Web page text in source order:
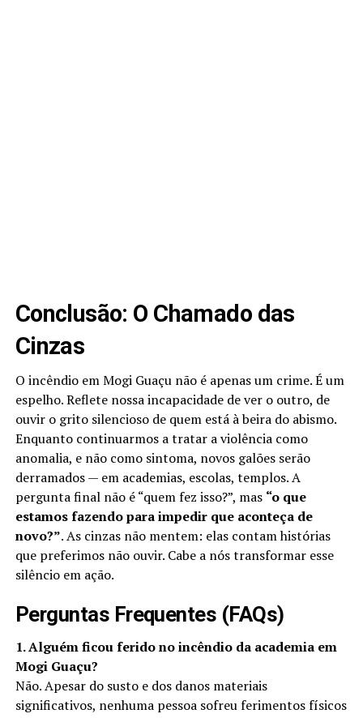
Conclusão: O Chamado das
Cinzas
O incêndio em Mogi Guaçu não é apenas um crime. É um
espelho. Reflete nossa incapacidade de ver o outro, de
ouvir o grito silencioso de quem está à beira do abismo.
Enquanto continuarmos a tratar a violência como
anomalia, e não como sintoma, novos galões serão
derramados — em academias, escolas, templos. A
pergunta final não é “quem fez isso?”, mas “o que
estamos fazendo para impedir que aconteça de
novo?”. As cinzas não mentem: elas contam histórias
que preferimos não ouvir. Cabe a nós transformar esse
silêncio em ação.
Perguntas Frequentes (FAQs)
1. Alguém ficou ferido no incêndio da academia em
Mogi Guaçu?
Não. Apesar do susto e dos danos materiais
significativos, nenhuma pessoa sofreu ferimentos físicos